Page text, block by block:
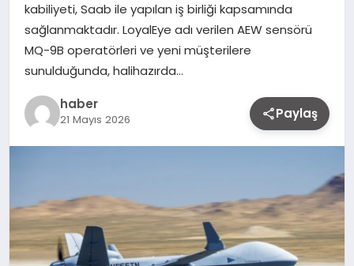
kabiliyeti, Saab ile yapılan iş birliği kapsamında
sağlanmaktadır. LoyalEye adı verilen AEW sensörü
MQ-9B operatörleri ve yeni müşterilere
sunulduğunda, halihazırda…
haber
21 Mayıs 2026 Paylaş